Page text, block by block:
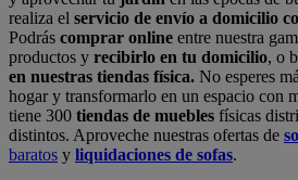
realiza el servicio de envío a domicilio
Podrás comprar online entre nuestra
productos y recibirlo en tu domicilio, o
en nuestras tiendas física. No esperes
hogar y transformarlo en un espacio con
tiene 300 tiendas de muebles físicas
distintos. Aproveche nuestras ofertas de
baratos y liquidaciones de sofas.